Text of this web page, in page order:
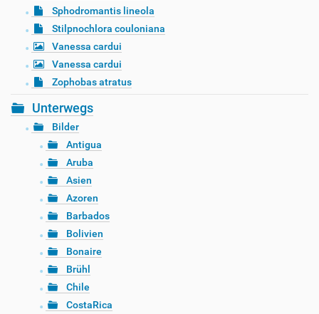
Sphodromantis lineola
Stilpnochlora couloniana
Vanessa cardui
Vanessa cardui
Zophobas atratus
Unterwegs
Bilder
Antigua
Aruba
Asien
Azoren
Barbados
Bolivien
Bonaire
Brühl
Chile
CostaRica